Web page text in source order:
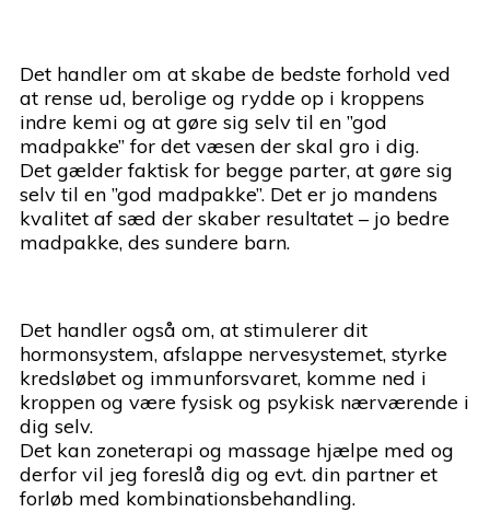
Det handler om at skabe de bedste forhold ved
at rense ud, berolige og rydde op i kroppens
indre kemi og at gøre sig selv til en ”god
madpakke” for det væsen der skal gro i dig.
Det gælder faktisk for begge parter, at gøre sig
selv til en ”god madpakke”. Det er jo mandens
kvalitet af sæd der skaber resultatet – jo bedre
madpakke, des sundere barn.
Det handler også om, at stimulerer dit
hormonsystem, afslappe nervesystemet, styrke
kredsløbet og immunforsvaret, komme ned i
kroppen og være fysisk og psykisk nærværende i
dig selv.
Det kan zoneterapi og massage hjælpe med og
derfor vil jeg foreslå dig og evt. din partner et
forløb med kombinationsbehandling.